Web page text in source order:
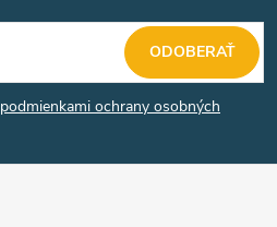
podmienkami ochrany osobných
ODOBERAŤ